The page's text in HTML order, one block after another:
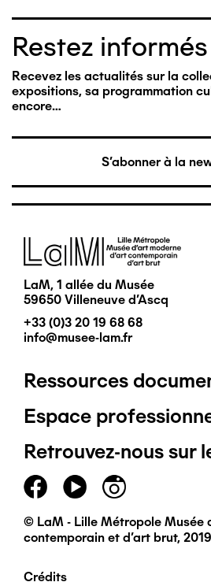
Restez
Recevez les actualités sur la
expositions, sa programmation
encore…
S'abonner à la
Image
LaM, 1 allée du Musée
59650 Villeneuve d'Ascq
+33 (0)3 20 19 68 68
info@musee-lam.fr
Pied
de
page
principal
Ressources
Espace
Retrouvez-nous sur
© LaM - Lille Métropole Musée
contemporain et d'art brut, 2019
Crédits